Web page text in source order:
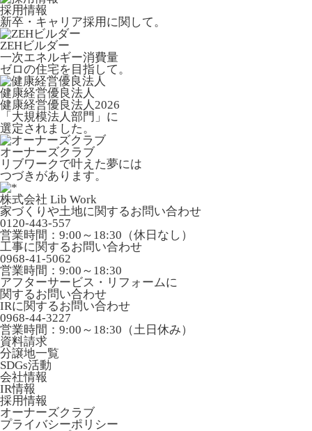
採用情報
新卒・キャリア採用に関して。
ZEHビルダー
一次エネルギー消費量
ゼロの住宅を目指して。
健康経営優良法人
健康経営優良法人2026
「大規模法人部門」に
選定されました。
オーナーズクラブ
リブワークで叶えた夢には
つづきがあります。
株式会社 Lib Work
家づくりや土地に関するお問い合わせ
0120-443-557
営業時間：9:00～18:30（休日なし）
工事に関するお問い合わせ
0968-41-5062
営業時間：9:00～18:30
アフターサービス・リフォームに
関するお問い合わせ
IRに関するお問い合わせ
0968-44-3227
営業時間：9:00～18:30（土日休み）
資料請求
分譲地一覧
SDGs活動
会社情報
IR情報
採用情報
オーナーズクラブ
プライバシーポリシー